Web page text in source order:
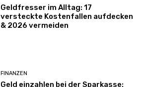
Geldfresser im Alltag: 17
versteckte Kostenfallen aufdecken
& 2026 vermeiden
FINANZEN
Geld einzahlen bei der Sparkasse: